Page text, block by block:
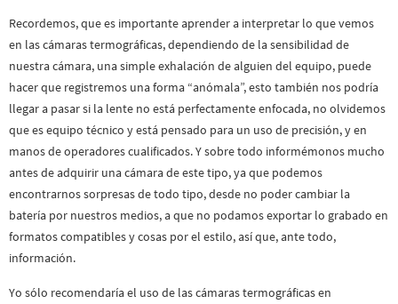
Recordemos, que es importante aprender a interpretar lo que vemos
en las cámaras termográficas, dependiendo de la sensibilidad de
nuestra cámara, una simple exhalación de alguien del equipo, puede
hacer que registremos una forma “anómala”, esto también nos podría
llegar a pasar si la lente no está perfectamente enfocada, no olvidemos
que es equipo técnico y está pensado para un uso de precisión, y en
manos de operadores cualificados. Y sobre todo informémonos mucho
antes de adquirir una cámara de este tipo, ya que podemos
encontrarnos sorpresas de todo tipo, desde no poder cambiar la
batería por nuestros medios, a que no podamos exportar lo grabado en
formatos compatibles y cosas por el estilo, así que, ante todo,
información.
Yo sólo recomendaría el uso de las cámaras termográficas en